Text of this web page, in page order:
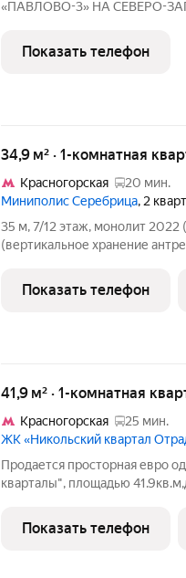
«ПАВЛОВО-3» НА СЕВЕРО-
КВАРТИРА БЕЗ РЕМОНТА
РАЗДЕЛЬНЫЙ САНУЗЕЛ
Показать телефон
34,9 м² · 1-комнатная
Красногорская
20 мин.
Миниполис Серебрица, 2
35 м, 7/12 этаж, монолит 2022
(вертикальное хранение антресоли до потолка). Не угловая очень
днём не жарко). Формат
Показать телефон
41,9 м² · 1-комнатная
Красногорская
25 мин.
ЖК «Никольский квартал
Продается просторная евро
кварталы", площадью
и введен в
поликлиника и
Показать телефон